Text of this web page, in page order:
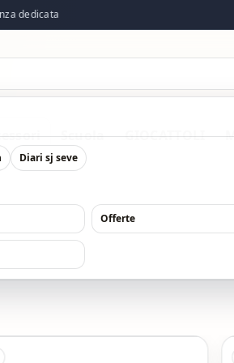
dedicata
Diari sj seve
Offerte
Scuola GIOCATTOLI